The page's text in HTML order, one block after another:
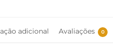
adicional Avaliações 0